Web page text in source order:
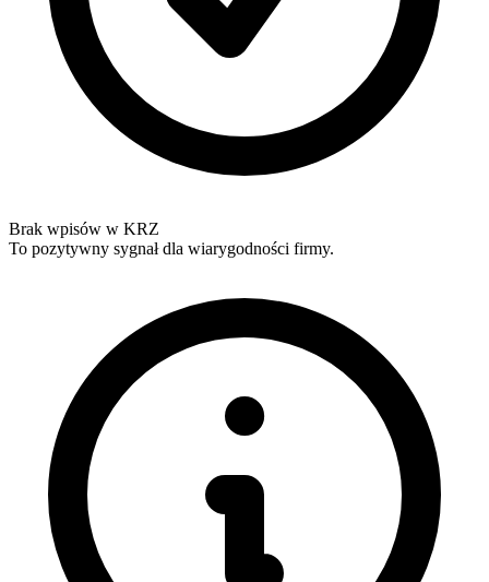
Brak wpisów w KRZ
To pozytywny sygnał dla wiarygodności firmy.